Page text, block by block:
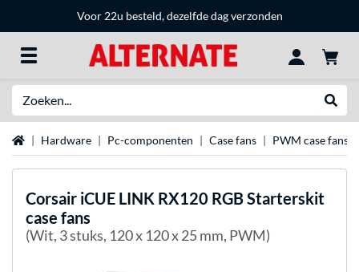
Voor 22u besteld, dezelfde dag verzonden
Home Hardware Pc-componenten Case fans PWM case fans
Corsair iCUE LINK RX120 RGB Starterskit
case fans
(Wit, 3 stuks, 120 x 120 x 25 mm, PWM)